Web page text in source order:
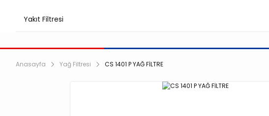
Yakıt Filtresi
Anasayfa Yağ Filtresi CS 1401 P YAĞ FİLTRE